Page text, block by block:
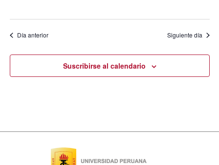
Día anterior Siguiente día
Suscribirse al calendario